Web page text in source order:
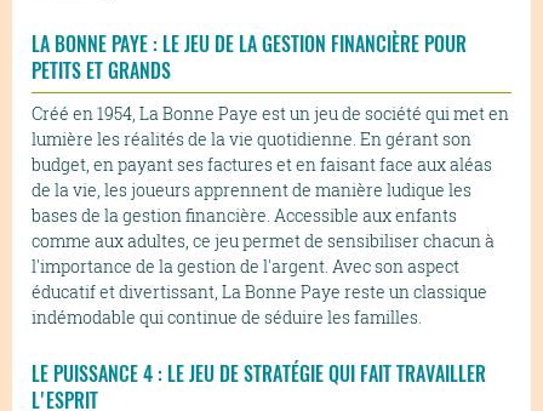
LA BONNE PAYE : LE JEU DE LA GESTION FINANCIÈRE POUR
PETITS ET GRANDS
Créé en 1954, La Bonne Paye est un jeu de société qui met en
lumière les réalités de la vie quotidienne. En gérant son
budget, en payant ses factures et en faisant face aux aléas
de la vie, les joueurs apprennent de manière ludique les
bases de la gestion financière. Accessible aux enfants
comme aux adultes, ce jeu permet de sensibiliser chacun à
l'importance de la gestion de l'argent. Avec son aspect
éducatif et divertissant, La Bonne Paye reste un classique
indémodable qui continue de séduire les familles.
LE PUISSANCE 4 : LE JEU DE STRATÉGIE QUI FAIT TRAVAILLER
L'ESPRIT